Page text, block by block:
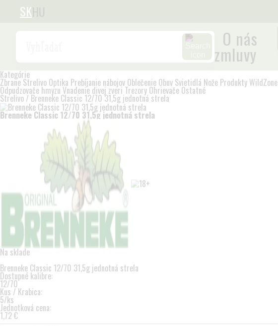
SK
O nás
zmluvy
Kategórie
Zbrane Strelivo Optika Prebíjanie nábojov Oblečenie Obuv Svietidlá Nože Produkty WildZone
Odpudzovače hmyzu Vnadenie divej zveri Trezory Ohrievače Ostatné
Strelivo / Brenneke Classic 12/70 31,5g jednotná strela
Brenneke Classic 12/70 31,5g jednotná strela
Na sklade
Brenneke Classic 12/70 31,5g jednotná strela
Dostupné kalibre:
12/70
Kus / Krabica:
5/ks
Jednotková cena:
1,72 €